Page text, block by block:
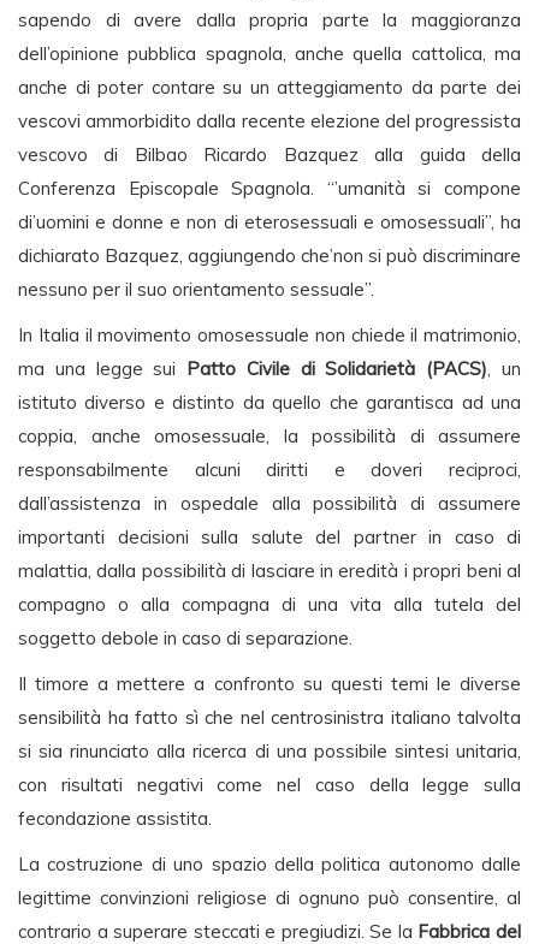
sapendo di avere dalla propria parte la maggioranza
dell’opinione pubblica spagnola, anche quella cattolica, ma
anche di poter contare su un atteggiamento da parte dei
vescovi ammorbidito dalla recente elezione del progressista
vescovo di Bilbao Ricardo Bazquez alla guida della
Conferenza Episcopale Spagnola. “’umanità si compone
di’uomini e donne e non di eterosessuali e omosessuali”, ha
dichiarato Bazquez, aggiungendo che’non si può discriminare
nessuno per il suo orientamento sessuale”.
In Italia il movimento omosessuale non chiede il matrimonio,
ma una legge sui Patto Civile di Solidarietà (PACS), un
istituto diverso e distinto da quello che garantisca ad una
coppia, anche omosessuale, la possibilità di assumere
responsabilmente alcuni diritti e doveri reciproci,
dall’assistenza in ospedale alla possibilità di assumere
importanti decisioni sulla salute del partner in caso di
malattia, dalla possibilità di lasciare in eredità i propri beni al
compagno o alla compagna di una vita alla tutela del
soggetto debole in caso di separazione.
Il timore a mettere a confronto su questi temi le diverse
sensibilità ha fatto sì che nel centrosinistra italiano talvolta
si sia rinunciato alla ricerca di una possibile sintesi unitaria,
con risultati negativi come nel caso della legge sulla
fecondazione assistita.
La costruzione di uno spazio della politica autonomo dalle
legittime convinzioni religiose di ognuno può consentire, al
contrario a superare steccati e pregiudizi. Se la Fabbrica del